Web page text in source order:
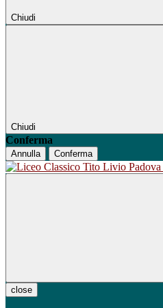
Chiudi
Chiudi
Conferma
Annulla Conferma
close